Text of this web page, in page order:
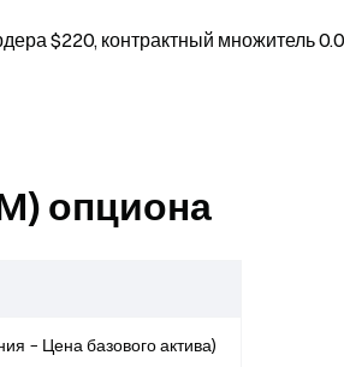
$220, контрактный множитель
опциона
− Цена базового актива)